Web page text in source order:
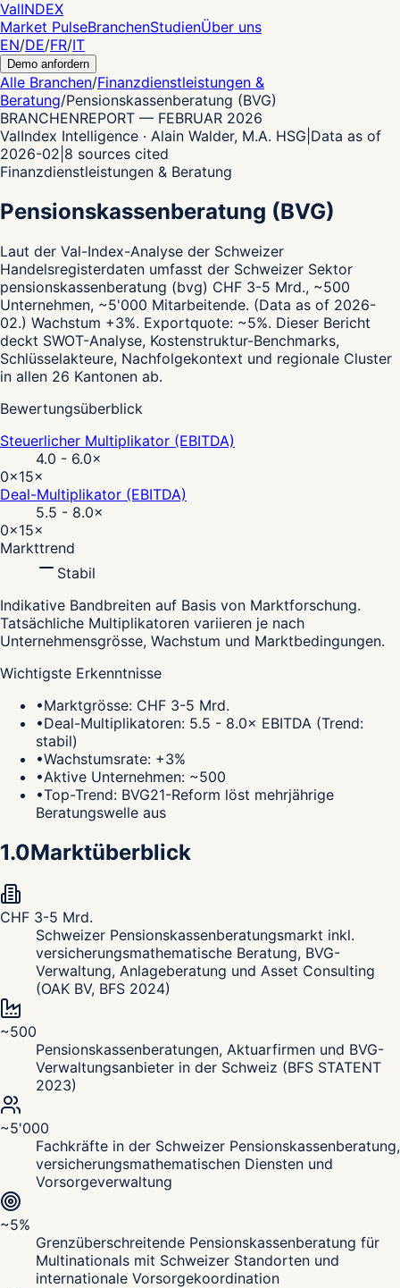
ValINDEX
Market PulseBranchenStudienÜber uns
EN/DE/FR/IT
Demo anfordern
Alle Branchen/Finanzdienstleistungen &
Beratung/Pensionskassenberatung (BVG)
BRANCHENREPORT — FEBRUAR 2026
ValIndex Intelligence · Alain Walder, M.A. HSG Data as of
2026-02 8 sources cited
Finanzdienstleistungen & Beratung
Pensionskassenberatung (BVG)
Laut der Val-Index-Analyse der Schweizer
Handelsregisterdaten umfasst der Schweizer Sektor
pensionskassenberatung (bvg) CHF 3-5 Mrd., ~500
Unternehmen, ~5'000 Mitarbeitende. (Data as of 2026-
02.) Wachstum +3%. Exportquote: ~5%. Dieser Bericht
deckt SWOT-Analyse, Kostenstruktur-Benchmarks,
Schlüsselakteure, Nachfolgekontext und regionale Cluster
in allen 26 Kantonen ab.
Bewertungsüberblick
Steuerlicher Multiplikator (EBITDA)
4.0 - 6.0×
0×15×
Deal-Multiplikator (EBITDA)
5.5 - 8.0×
0×15×
Markttrend
Stabil
Indikative Bandbreiten auf Basis von Marktforschung.
Tatsächliche Multiplikatoren variieren je nach
Unternehmensgrösse, Wachstum und Marktbedingungen.
Wichtigste Erkenntnisse
•Marktgrösse: CHF 3-5 Mrd.
•Deal-Multiplikatoren: 5.5 - 8.0× EBITDA (Trend:
stabil)
•Wachstumsrate: +3%
•Aktive Unternehmen: ~500
•Top-Trend: BVG21-Reform löst mehrjährige
Beratungswelle aus
1.0Marktüberblick
CHF 3-5 Mrd.
Schweizer Pensionskassenberatungsmarkt inkl.
versicherungsmathematische Beratung, BVG-
Verwaltung, Anlageberatung und Asset Consulting
(OAK BV, BFS 2024)
~500
Pensionskassenberatungen, Aktuarfirmen und BVG-
Verwaltungsanbieter in der Schweiz (BFS STATENT
2023)
~5'000
Fachkräfte in der Schweizer Pensionskassenberatung,
versicherungsmathematischen Diensten und
Vorsorgeverwaltung
~5%
Grenzüberschreitende Pensionskassenberatung für
Multinationals mit Schweizer Standorten und
internationale Vorsorgekoordination